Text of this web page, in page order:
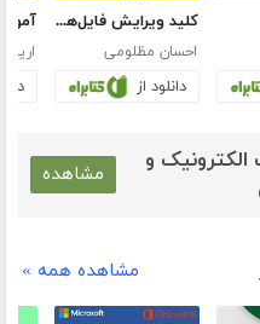
کلید ویرایش فایل‌های صوتی
احسان مظلومی
دانلود از
ارین
الکترونیک و
مشاهده
مشاهده همه »